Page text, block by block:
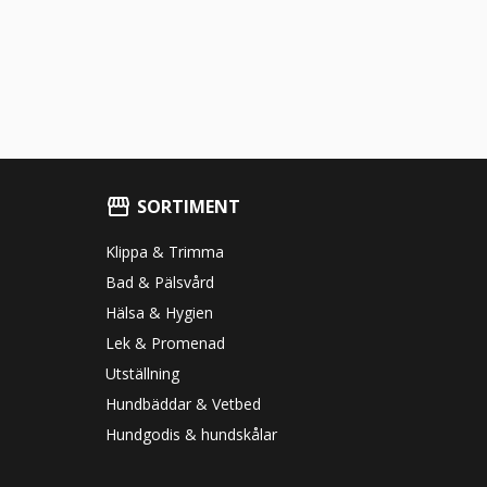
SORTIMENT
Klippa & Trimma
Bad & Pälsvård
Hälsa & Hygien
Lek & Promenad
Utställning
Hundbäddar & Vetbed
Hundgodis & hundskålar